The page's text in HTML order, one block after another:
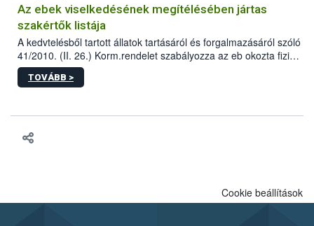
Az ebek viselkedésének megítélésében jártas
szakértők listája
A kedvtelésből tartott állatok tartásáról és forgalmazásáról szóló
41/2010. (II. 26.) Korm.rendelet szabályozza az eb okozta fizikai
sérülés, illetve ennek veszélye keletkezésekor felmerülő
hatósági feladatokat, valamint a veszélyes eb tartását és annak
TOVÁBB >
Cookie beállítások